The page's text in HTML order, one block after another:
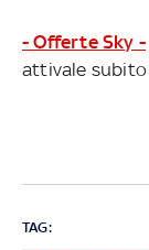
- Offerte Sky -
attivale subito
TAG: